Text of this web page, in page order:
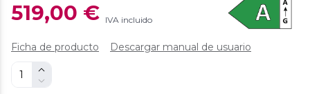
519,00 € IVA incluido
Ficha de producto Descargar manual de usuario